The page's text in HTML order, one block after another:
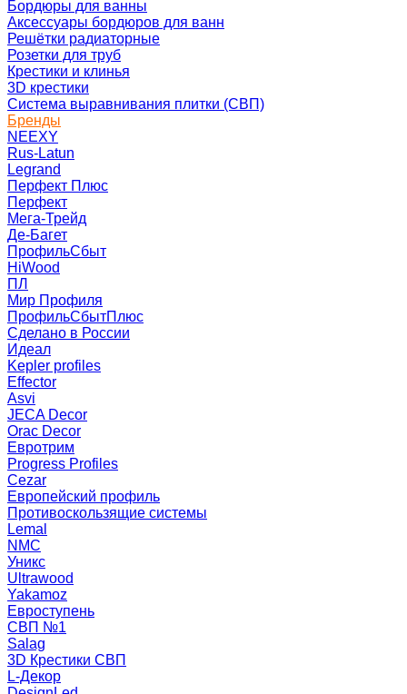
Бордюры для ванны
Аксессуары бордюров для ванн
Решётки радиаторные
Розетки для труб
Крестики и клинья
3D крестики
Система выравнивания плитки (СВП)
Бренды
NEEXY
Rus-Latun
Legrand
Перфект Плюс
Перфект
Мега-Трейд
Де-Багет
ПрофильСбыт
HiWood
ПЛ
Мир Профиля
ПрофильСбытПлюс
Сделано в России
Идеал
Kepler profiles
Effector
Asvi
JECA Decor
Orac Decor
Евротрим
Progress Profiles
Cezar
Европейский профиль
Противоскользящие системы
Lemal
NMC
Уникс
Ultrawood
Yakamoz
Евроступень
СВП №1
Salag
3D Крестики СВП
L-Декор